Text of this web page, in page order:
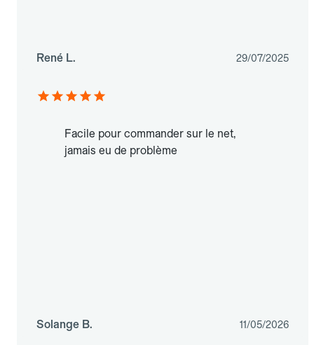
René L. 29/07/2025
Facile pour commander sur le net,
jamais eu de problème
Solange B. 11/05/2026